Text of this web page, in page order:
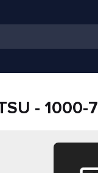
- 1000-7